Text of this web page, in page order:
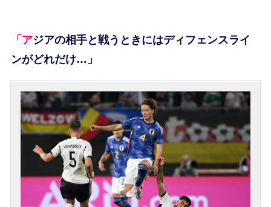
「アジアの相手と戦うときにはディフェンスライ
ンがどれだけ…」